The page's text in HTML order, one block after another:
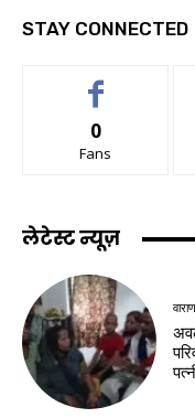
STAY CONNECTED
0
Fans
लेटेस्ट न्यूज़